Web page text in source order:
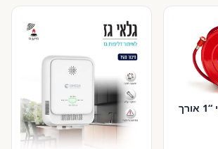
גלגלון +מזנק תקני “1 אורך